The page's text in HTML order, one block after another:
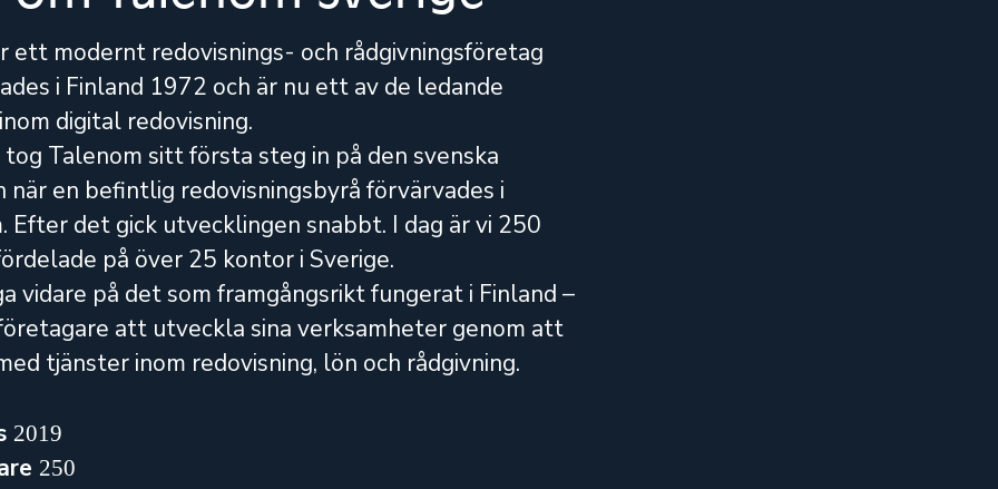
ett modernt redovisnings- och rådgivningsföretag
i Finland 1972 och är nu ett av de ledande
digital redovisning.
Talenom sitt första steg in på den svenska
när en befintlig redovisningsbyrå förvärvades i
Efter det gick utvecklingen snabbt. I dag är vi 250
på över 25 kontor i Sverige.
vidare på det som framgångsrikt fungerat i Finland –
att utveckla sina verksamheter genom att
tjänster inom redovisning, lön och rådgivning.
2019
250